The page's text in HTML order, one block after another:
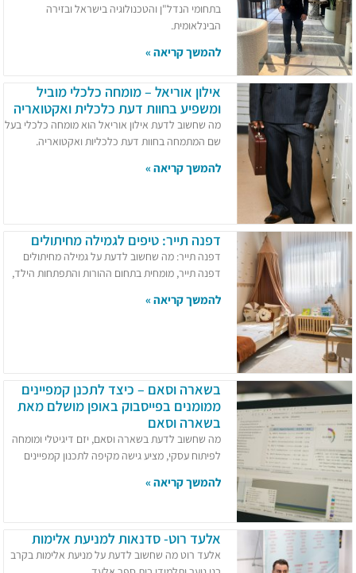
בתחומי הנדל"ן והטכנולוגיה בישראל ובזירה
הבינלאומית.
להמשך קריאה »
אילון אוריאל – מומחה כלכלי מוביל
ומשפיע בחוות דעת כלכלית ואקטואריה
מה שחשוב לדעת אילון אוריאל הוא מומחה כלכלי בעל
שם המתמחה בחוות דעת כלכליות ואקטואריה.
להמשך קריאה »
דפנה תייר: טיפים לגמילה מחיתולים
דפנה תייר: מה שחשוב לדעת על גמילה מחיתולים
דפנה תייר, מומחית בתחום ההורות והתפתחות הילד,
להמשך קריאה »
בשארה וסאם – כיצד לתכנן קמפיינים
ממומנים בפייסבוק באופן מושלם מאת
בשארה וסאם
מה שחשוב לדעת בשארה וסאם, יזם דיגיטלי ומומחה
לפיתוח עסקי, מציע גישה מקיפה לתכנון קמפיינים
להמשך קריאה »
אלעד רוט- סדנאות למניעת אלימות
אלעד רוט מה שחשוב לדעת על מניעת אלימות בקרב